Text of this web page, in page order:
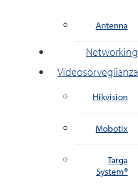
Antenna
Networking
Videosorveglianza
Hikvision
Mobotix
Targa
System®